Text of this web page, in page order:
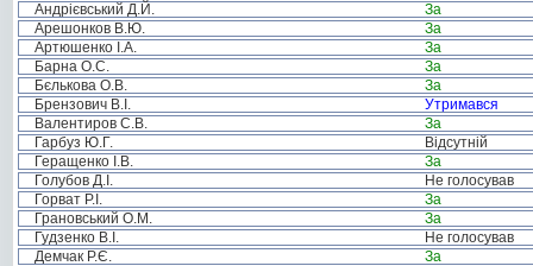
Андрієвський Д.Й.
За
Арешонков В.Ю.
За
Артюшенко І.А.
За
Барна О.С.
За
Бєлькова О.В.
За
Брензович В.І.
Утримався
Валентиров С.В.
За
Гарбуз Ю.Г.
Відсутній
Геращенко І.В.
За
Голубов Д.І.
Не голосував
Горват Р.І.
За
Грановський О.М.
За
Гудзенко В.І.
Не голосував
Демчак Р.Є.
За